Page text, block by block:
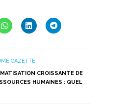
Cliquez
pour
une
nouvelle
fenêtre)
Cliquez
pour
une
nouvelle
fenêtre)
Cliquez
pour
nouvelle
fenêtre)
GAZETTE
CROISSANTE DE
HUMAINES : QUEL